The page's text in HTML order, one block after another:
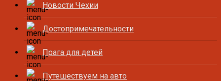
Новости Чехии
Достопримечательности
Прага для детей
Путешествуем на авто